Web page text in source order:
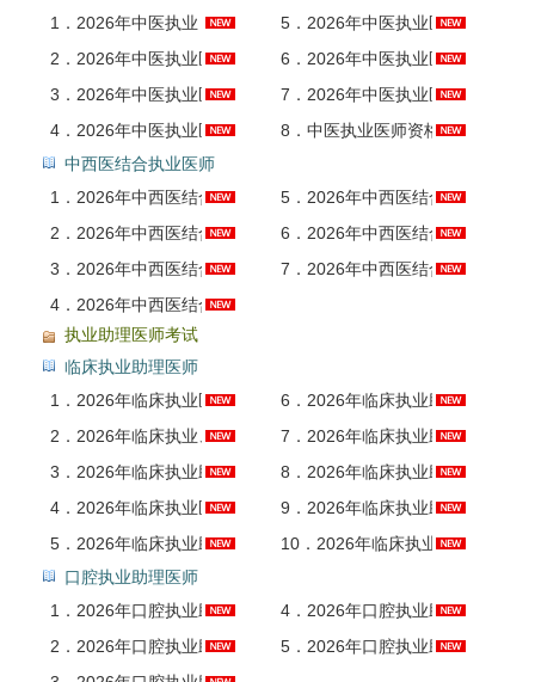
1． 2026年中医执业（助理）医师资格考试考点精讲班 5． 2026年中医执业医师资格考试题库2【中医基础科目】AI讲解
2． 2026年中医执业医师资格考试全套资料【历年真题（视频讲解）＋题库】 6． 2026年中医执业医师资格考试题库3【中医临床医学科目】AI讲解
3． 2026年中医执业医师资格考试题库【历年真题（部分视频讲解）＋章节题库＋模拟试题】AI讲解 7． 2026年中医执业医师资格考试题库4【西医及临床医学科目】AI讲解
4． 2026年中医执业医师资格考试题库1【历年真题（部分视频讲解）＋模拟试题】AI讲解 8． 中医执业医师资格考试真题精讲班
中西医结合执业医师
1． 2026年中西医结合执业（助理）医师资格考试考点精讲班 5． 2026年中西医结合执业医师资格考试题库2【中医基础科目】AI讲解
2． 2026年中西医结合执业医师资格考试全套资料【真题精选＋题库】 6． 2026年中西医结合执业医师资格考试题库3【中西医结合临床医学科目】AI讲解
3． 2026年中西医结合执业医师资格考试题库【真题精选＋章节题库＋模拟试题】AI讲解 7． 2026年中西医结合执业医师资格考试题库4【西医及临床医学科目】AI讲解
4． 2026年中西医结合执业医师资格考试题库1【真题精选＋模拟试题】AI讲解
执业助理医师考试
临床执业助理医师
1． 2026年临床执业医师资格考试（含助理）2700题精讲班 6． 2026年临床执业助理医师资格考试题库1【历年真题＋模拟试题】AI讲解
2． 2026年临床执业、助理医师考试冲刺班 7． 2026年临床执业助理医师资格考试题库2【基础医学综合＋医学人文综合＋预防医学综合】AI讲解
3． 2026年临床执业助理医师资格考试全套资料【考点手册＋历年真题＋题库】 8． 2026年临床执业助理医师资格考试题库3【临床医学综合（一）】AI讲解
4． 2026年临床执业医师资格考试（含助理）押题串讲预热班 9． 2026年临床执业助理医师资格考试题库4【临床医学综合（二）】AI讲解
5． 2026年临床执业助理医师资格考试题库【历年真题＋章节题库＋模拟试题】AI讲解 10． 2026年临床执业助理医师资格考试考点手册AI讲解
口腔执业助理医师
1． 2026年口腔执业助理医师资格考试全套资料【历年真题＋题库】 4． 2026年口腔执业助理医师资格考试题库2【基础医学综合＋医学人文综合＋预防医学综合】AI讲解
2． 2026年口腔执业助理医师资格考试题库【历年真题＋章节题库＋模拟试题】AI讲解 5． 2026年口腔执业助理医师资格考试题库3【口腔临床医学综合】AI讲解